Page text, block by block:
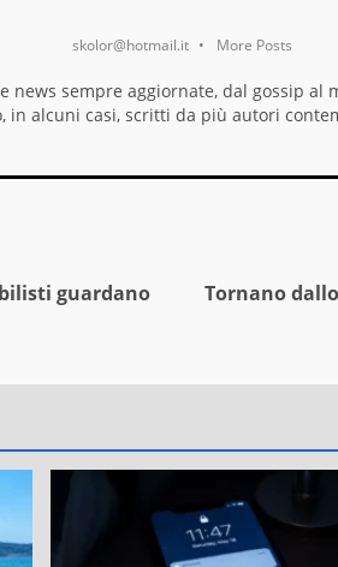
skolor@hotmail.it • More Posts
sempre aggiornate, dal gossip al
in alcuni casi, scritti da più autori
guardano
Tornano